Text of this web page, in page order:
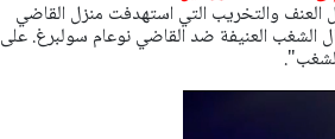
العنف والتخريب التي استهدفت منزل القاضي
الشغب العنيفة ضد القاضي نوعام سولبرغ. على